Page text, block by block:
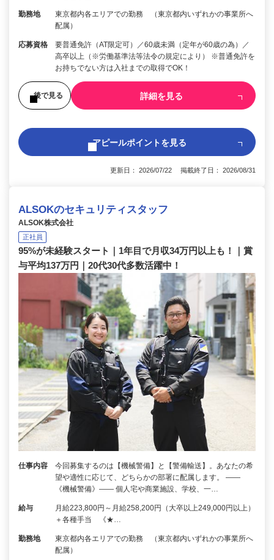
勤務地
東京都内各エリアでの勤務 （東京都内いずれかの事業所へ
配属）
応募資格
要普通免許（AT限定可）／60歳未満（定年が60歳の為）／
高卒以上（※労働基準法等法令の規定により） ※普通免許を
お持ちでない方は入社までの取得でOK！
後で見る 詳細を見る
アピールポイントを見る
更新日： 2026/07/22 掲載終了日： 2026/08/31
ALSOKのセキュリティスタッフ
ALSOK株式会社
正社員
95%が未経験スタート｜1年目で月収34万円以上も！｜賞
与平均137万円｜20代30代多数活躍中！
仕事内容
今回募集するのは【機械警備】と【警備輸送】。あなたの希
望や適性に応じて、どちらかの部署に配属します。 ――
《機械警備》―― 個人宅や商業施設、学校、一…
給与
月給223,800円～月給258,200円（大卒以上249,000円以上）
＋各種手当 《★…
勤務地
東京都内各エリアでの勤務 （東京都内いずれかの事業所へ
配属）